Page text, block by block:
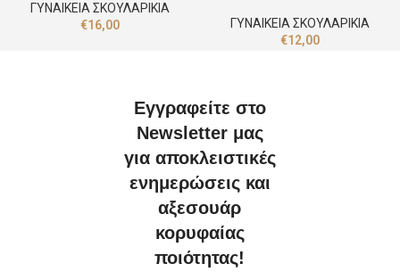
ΓΥΝΑΙΚΕΙΑ ΣΚΟΥΛΑΡΙΚΙΑ
€16,00
ΓΥΝΑΙΚΕΙΑ ΣΚΟΥΛΑΡΙΚΙΑ
€12,00
Εγγραφείτε στο
Newsletter μας
για αποκλειστικές
ενημερώσεις και
αξεσουάρ
κορυφαίας
ποιότητας!